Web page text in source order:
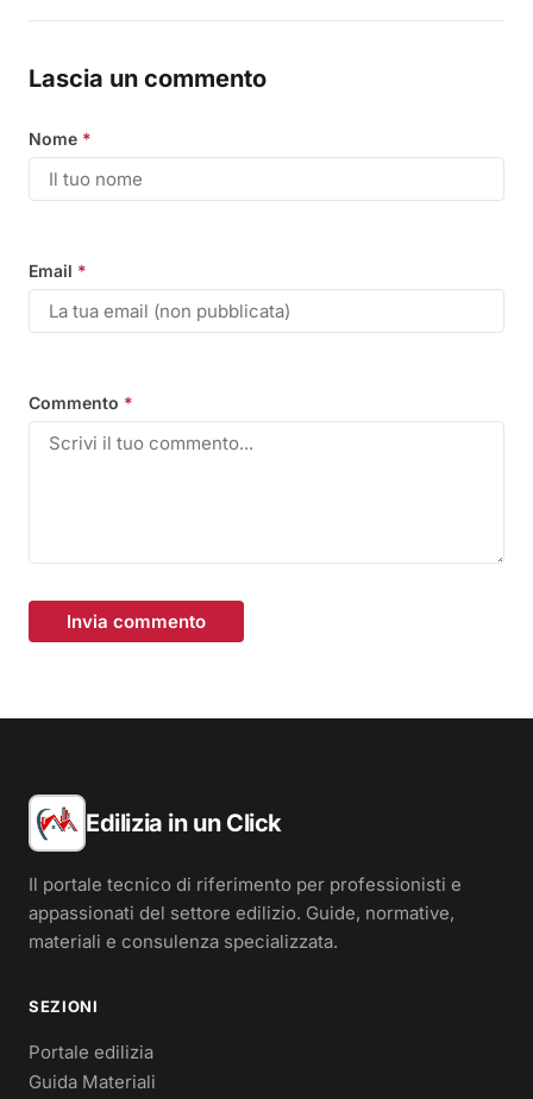
Lascia un commento
Nome *
Email *
Commento *
Invia commento
Edilizia in un Click
Il portale tecnico di riferimento per professionisti e
appassionati del settore edilizio. Guide, normative,
materiali e consulenza specializzata.
SEZIONI
Portale edilizia
Guida Materiali